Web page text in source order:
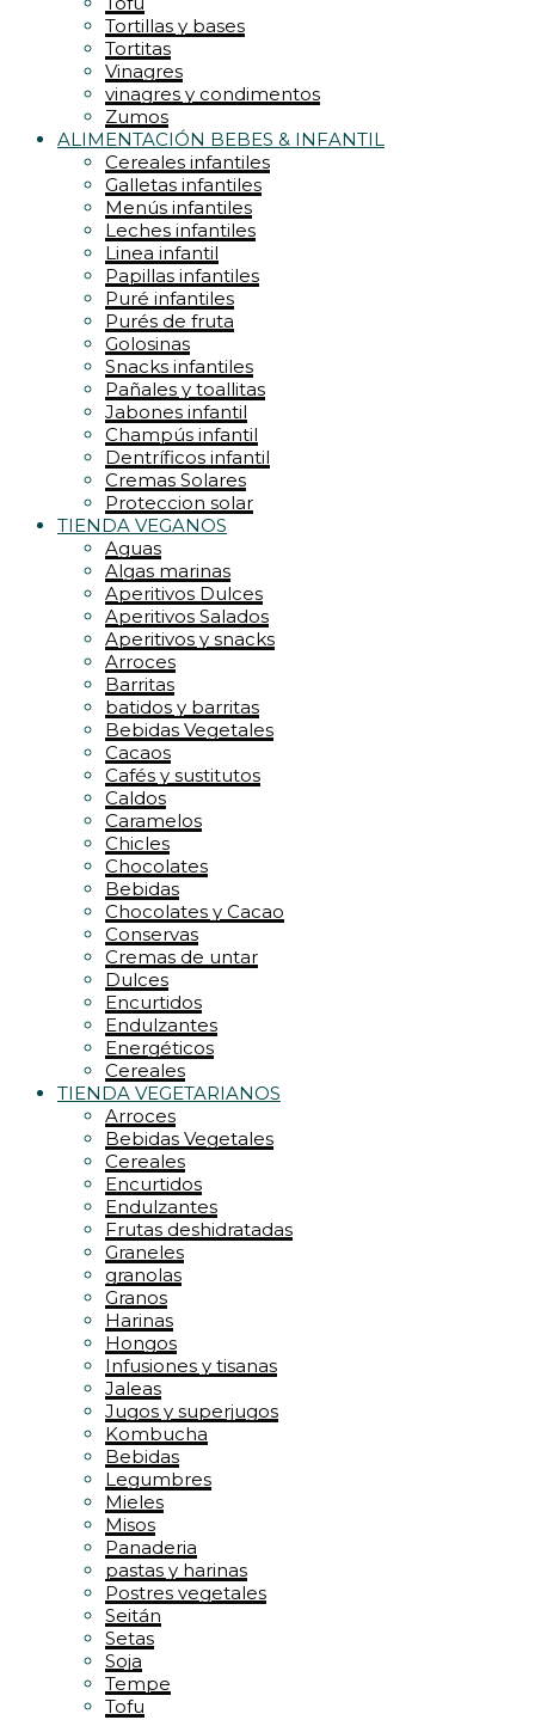
Tortillas y bases
Tortitas
Vinagres
vinagres y condimentos
Zumos
ALIMENTACIÓN BEBES & INFANTIL
Cereales infantiles
Galletas infantiles
Menús infantiles
Leches infantiles
Linea infantil
Papillas infantiles
Puré infantiles
Purés de fruta
Golosinas
Snacks infantiles
Pañales y toallitas
Jabones infantil
Champús infantil
Dentríficos infantil
Cremas Solares
Proteccion solar
TIENDA VEGANOS
Aguas
Algas marinas
Aperitivos Dulces
Aperitivos Salados
Aperitivos y snacks
Arroces
Barritas
batidos y barritas
Bebidas Vegetales
Cacaos
Cafés y sustitutos
Caldos
Caramelos
Chicles
Chocolates
Bebidas
Chocolates y Cacao
Conservas
Cremas de untar
Dulces
Encurtidos
Endulzantes
Energéticos
Cereales
TIENDA VEGETARIANOS
Arroces
Bebidas Vegetales
Cereales
Encurtidos
Endulzantes
Frutas deshidratadas
Graneles
granolas
Granos
Harinas
Hongos
Infusiones y tisanas
Jaleas
Jugos y superjugos
Kombucha
Bebidas
Legumbres
Mieles
Misos
Panaderia
pastas y harinas
Postres vegetales
Seitán
Setas
Soja
Tempe
Tofu